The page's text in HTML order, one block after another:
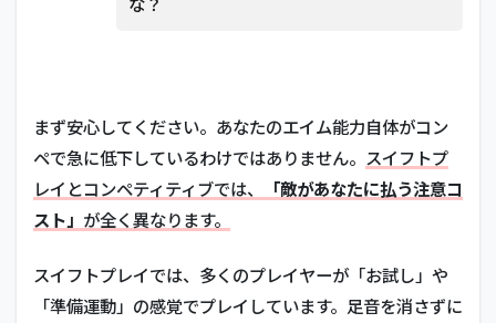
「対
策」
され
る前
に試
合が
る
3
まず安心してください。あなたのエイム能力自体がコン
ペで急に低下しているわけではありません。 スイフトプ
レイとコンペティティブでは、
「敵があなたに払う注意コ
スト」 が全く異なります。
スイフトプレイでは、多くのプレイヤーが「お試し」や
「準備運動」の感覚でプレイしています。足音を消さずに